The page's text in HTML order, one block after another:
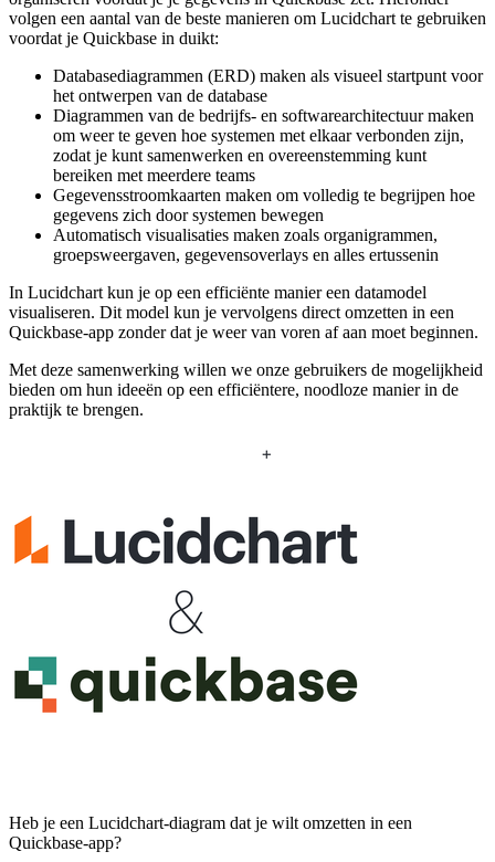
volgen een aantal van de beste manieren om Lucidchart te gebruiken
voordat je Quickbase in duikt:
Databasediagrammen (ERD) maken als visueel startpunt voor
het ontwerpen van de database
Diagrammen van de bedrijfs- en softwarearchitectuur maken
om weer te geven hoe systemen met elkaar verbonden zijn,
zodat je kunt samenwerken en overeenstemming kunt
bereiken met meerdere teams
Gegevensstroomkaarten maken om volledig te begrijpen hoe
gegevens zich door systemen bewegen
Automatisch visualisaties maken zoals organigrammen,
groepsweergaven, gegevensoverlays en alles ertussenin
In Lucidchart kun je op een efficiënte manier een datamodel
visualiseren. Dit model kun je vervolgens direct omzetten in een
Quickbase-app zonder dat je weer van voren af aan moet beginnen.
Met deze samenwerking willen we onze gebruikers de mogelijkheid
bieden om hun ideeën op een efficiëntere, noodloze manier in de
praktijk te brengen.
Heb je een Lucidchart-diagram dat je wilt omzetten in een
Quickbase-app?